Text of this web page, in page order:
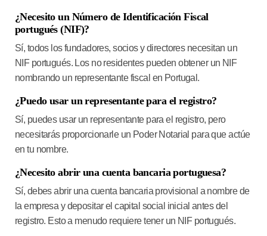
¿Necesito un Número de Identificación Fiscal
portugués (NIF)?
Sí, todos los fundadores, socios y directores necesitan un
NIF portugués. Los no residentes pueden obtener un NIF
nombrando un representante fiscal en Portugal.
¿Puedo usar un representante para el registro?
Sí, puedes usar un representante para el registro, pero
necesitarás proporcionarle un Poder Notarial para que actúe
en tu nombre.
¿Necesito abrir una cuenta bancaria portuguesa?
Sí, debes abrir una cuenta bancaria provisional a nombre de
la empresa y depositar el capital social inicial antes del
registro. Esto a menudo requiere tener un NIF portugués.